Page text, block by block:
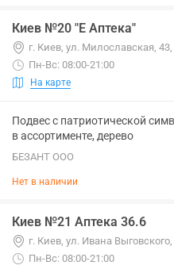
Киев №20 "Е Аптека"
г. Киев, ул. Милославская,
Пн-Вс: 08:00-21:00
На карте
Подвес с патриотической
в ассортименте, дерево
БЕЗАНТ ООО
Нет в наличии
Киев №21 Аптека 36.6
г. Киев, ул. Ивана
Пн-Вс: 08:00-21:00